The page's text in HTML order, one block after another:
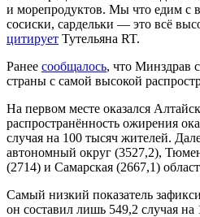
и морепродуктов. Мы что едим с
сосиски, сардельки — это всё
цитирует Тутельяна RT.
Ранее сообщалось, что Минздрав
страны с самой высокой
На первом месте оказался
распространённость ожирения
случая на 100 тысяч жителей.
автономный округ (3527,2),
(2714) и Самарская (2667,1)
Самый низкий показатель
он составил лишь 549,2 случая на